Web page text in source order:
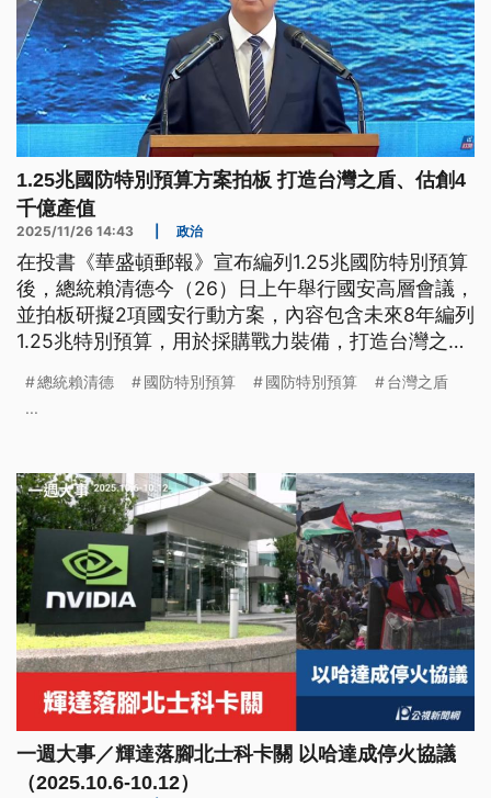
1.25兆國防特別預算方案拍板 打造台灣之盾、估創4
千億產值
2025/11/26 14:43 政治
在投書《華盛頓郵報》宣布編列1.25兆國防特別預算
後，總統賴清德今（26）日上午舉行國安高層會議，
並拍板研擬2項國安行動方案，內容包含未來8年編列
1.25兆特別預算，用於採購戰力裝備，打造台灣之盾
防禦機制。國防部長顧立雄表示，1.25兆特別預算預
估可創造逾4000億產值、9萬名以上工作機會。
總統賴清德 國防特別預算 國防特別預算
台灣之盾
...
一週大事／輝達落腳北士科卡關 以哈達成停火協議
（2025.10.6-10.12）